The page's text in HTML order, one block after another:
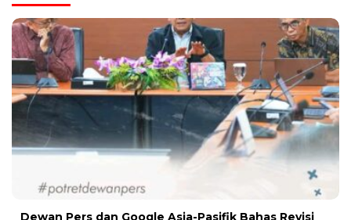
Dewan Pers dan Google Asia-Pasifik Bahas Revisi